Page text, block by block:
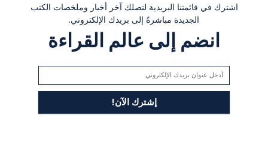
اشترك في قائمتنا البريدية لتصلك آخر أخبار وملخصات الكتب
الجديدة مباشرةً إلى بريدك الإلكتروني.
انضم إلى عالم القراءة